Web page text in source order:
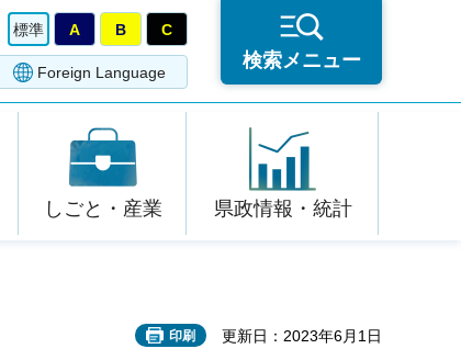
標準 A B C
Foreign Language
検索メニュー
しごと・産業 県政情報・統計
印刷 更新日：2023年6月1日